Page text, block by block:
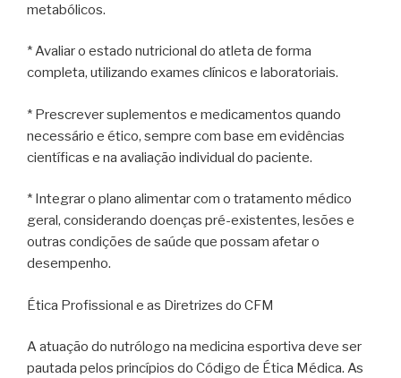
metabólicos.
* Avaliar o estado nutricional do atleta de forma
completa, utilizando exames clínicos e laboratoriais.
* Prescrever suplementos e medicamentos quando
necessário e ético, sempre com base em evidências
científicas e na avaliação individual do paciente.
* Integrar o plano alimentar com o tratamento médico
geral, considerando doenças pré-existentes, lesões e
outras condições de saúde que possam afetar o
desempenho.
Ética Profissional e as Diretrizes do CFM
A atuação do nutrólogo na medicina esportiva deve ser
pautada pelos princípios do Código de Ética Médica. As